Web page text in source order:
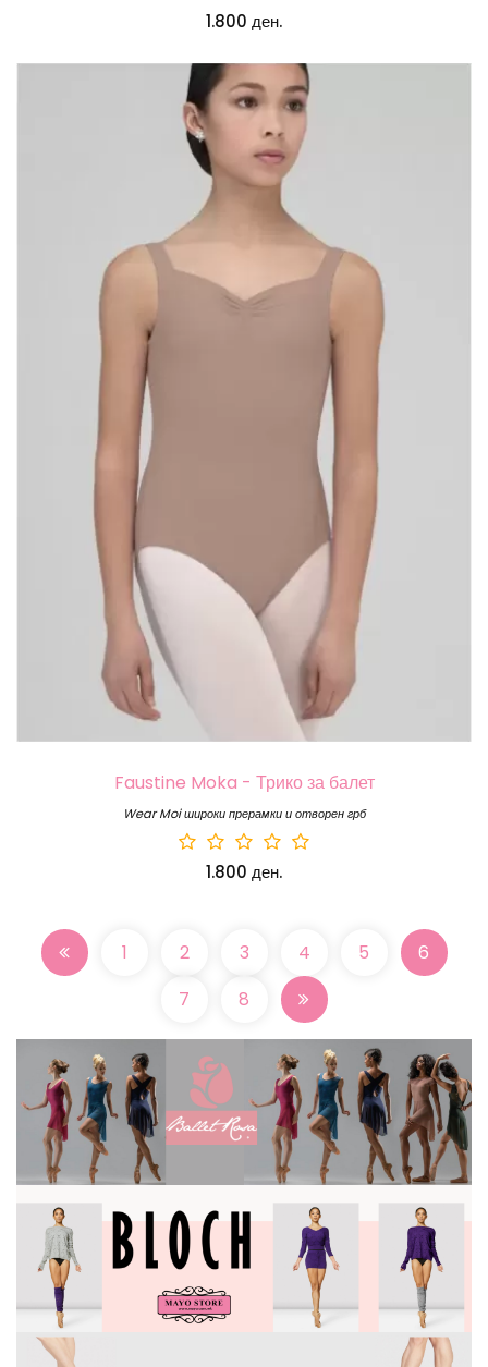
1.800 ден.
Faustine Moka - Трико за балет
Wear Moi широки прерамки и отворен грб
1.800 ден.
1 2 3 4 5
6
7
8